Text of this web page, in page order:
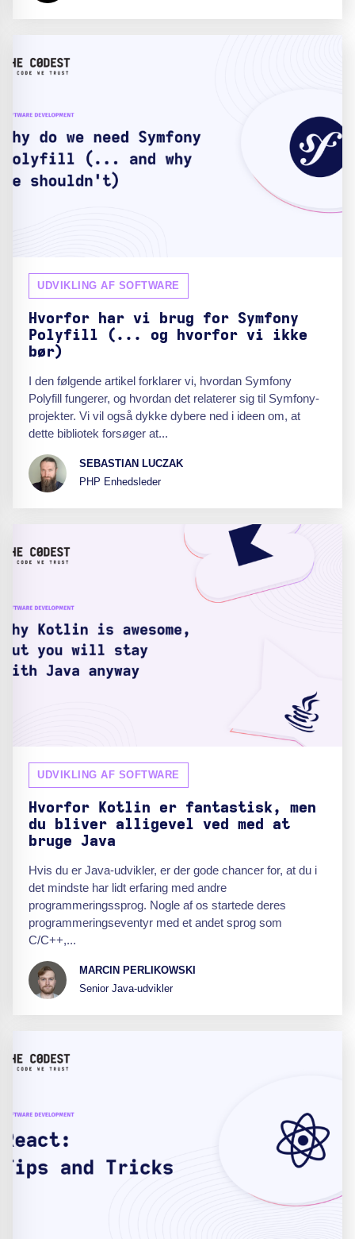
UDVIKLING AF SOFTWARE
Hvorfor har vi brug for Symfony
Polyfill (... og hvorfor vi ikke
bør)
I den følgende artikel forklarer vi, hvordan Symfony
Polyfill fungerer, og hvordan det relaterer sig til Symfony-
projekter. Vi vil også dykke dybere ned i ideen om, at
dette bibliotek forsøger at...
SEBASTIAN LUCZAK
PHP Enhedsleder
UDVIKLING AF SOFTWARE
Hvorfor Kotlin er fantastisk, men
du bliver alligevel ved med at
bruge Java
Hvis du er Java-udvikler, er der gode chancer for, at du i
det mindste har lidt erfaring med andre
programmeringssprog. Nogle af os startede deres
programmeringseventyr med et andet sprog som
C/C++,...
MARCIN PERLIKOWSKI
Senior Java-udvikler